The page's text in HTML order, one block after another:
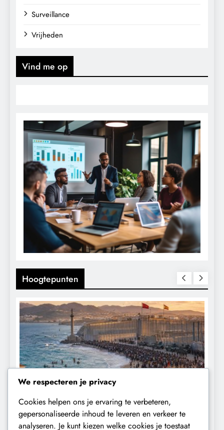
Surveillance
Vrijheden
Vind me op
Hoogtepunten
CONTROLE GEOPOLITIEK
We respecteren je privacy
Cookies helpen ons je ervaring te verbeteren,
gepersonaliseerde inhoud te leveren en verkeer te
analyseren. Je kunt kiezen welke cookies je toestaat